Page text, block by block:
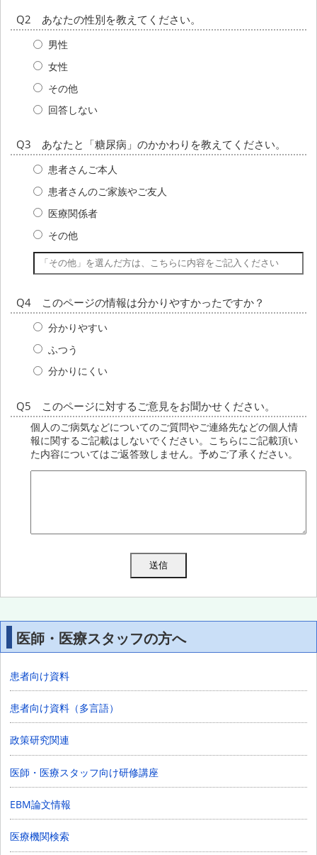
Q2 あなたの性別を教えてください。
男性
女性
その他
回答しない
Q3 あなたと「糖尿病」のかかわりを教えてください。
患者さんご本人
患者さんのご家族やご友人
医療関係者
その他
Q4 このページの情報は分かりやすかったですか？
分かりやすい
ふつう
分かりにくい
Q5 このページに対するご意見をお聞かせください。
個人のご病気などについてのご質問やご連絡先などの個人情
報に関するご記載はしないでください。こちらにご記載頂い
た内容についてはご返答致しません。予めご了承ください。
医師・医療スタッフの方へ
患者向け資料
患者向け資料（多言語）
政策研究関連
医師・医療スタッフ向け研修講座
EBM論文情報
医療機関検索